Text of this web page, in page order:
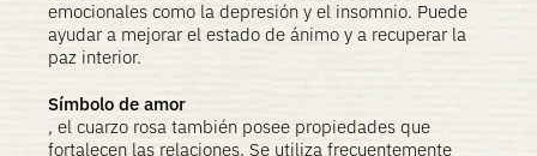
emocionales como la depresión y el insomnio. Puede
ayudar a mejorar el estado de ánimo y a recuperar la
paz interior.
Símbolo de amor
, el cuarzo rosa también posee propiedades que
fortalecen las relaciones. Se utiliza frecuentemente